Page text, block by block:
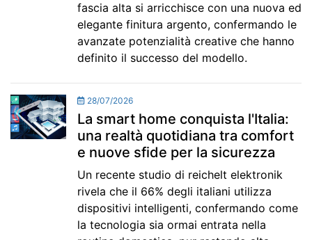
fascia alta si arricchisce con una nuova ed
elegante finitura argento, confermando le
avanzate potenzialità creative che hanno
definito il successo del modello.
28/07/2026
La smart home conquista l'Italia:
una realtà quotidiana tra comfort
e nuove sfide per la sicurezza
Un recente studio di reichelt elektronik
rivela che il 66% degli italiani utilizza
dispositivi intelligenti, confermando come
la tecnologia sia ormai entrata nella